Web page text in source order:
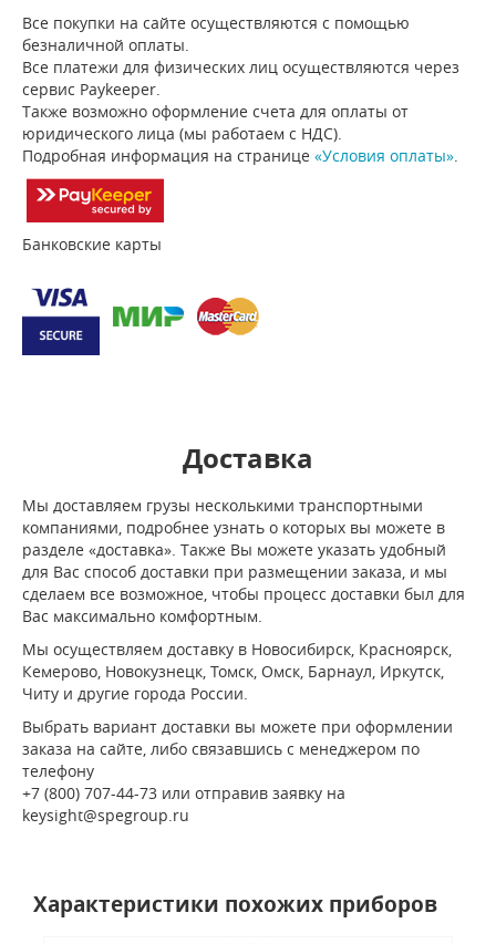
Все покупки на сайте осуществляются с помощью
безналичной оплаты.
Все платежи для физических лиц осуществляются через
сервис Paykeeper.
Также возможно оформление счета для оплаты от
юридического лица (мы работаем с НДС).
Подробная информация на странице «Условия оплаты»
Банковские карты
Доставка
Мы доставляем грузы несколькими транспортными
компаниями, подробнее узнать о которых вы можете в
разделе «доставка». Также Вы можете указать удобный
для Вас способ доставки при размещении заказа, и мы
сделаем все возможное, чтобы процесс доставки был для
Вас максимально комфортным.
Мы осуществляем доставку в Новосибирск, Красноярск,
Кемерово, Новокузнецк, Томск, Омск, Барнаул, Иркутск,
Читу и другие города России.
Выбрать вариант доставки вы можете при оформлении
заказа на сайте, либо связавшись с менеджером по
телефону
+7 (800) 707-44-73 или отправив заявку на
keysight@spegroup.ru
Характеристики похожих приборов